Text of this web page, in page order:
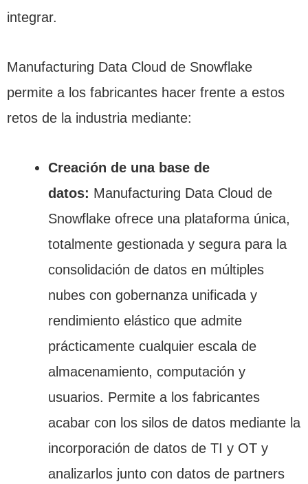
integrar.
Manufacturing Data Cloud de Snowflake
permite a los fabricantes hacer frente a estos
retos de la industria mediante:
Creación de una base de
datos: Manufacturing Data Cloud de
Snowflake ofrece una plataforma única,
totalmente gestionada y segura para la
consolidación de datos en múltiples
nubes con gobernanza unificada y
rendimiento elástico que admite
prácticamente cualquier escala de
almacenamiento, computación y
usuarios. Permite a los fabricantes
acabar con los silos de datos mediante la
incorporación de datos de TI y OT y
analizarlos junto con datos de partners